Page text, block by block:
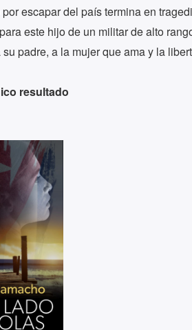
escapar del país termina en
este hijo de un militar de alto
padre, a la mujer que ama y la
resultado